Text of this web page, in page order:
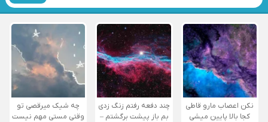
نکن اعصاب مارو قاطی
کجا بالا پایین میشی
چند دفعه رفتم زنگ زدی
بم باز پیشت برگشتم –
چه شیک میرقصی تو
وقتی مستی مهم نیست